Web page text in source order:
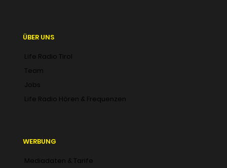
ÜBER UNS
Life Radio Tirol
Team
Jobs
Life Radio Hören & Frequenzen
WERBUNG
Mediadaten & Tarife